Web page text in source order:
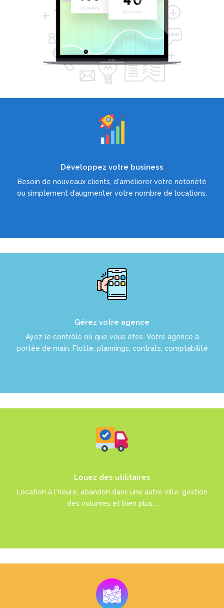
Développez votre business
Besoin de nouveaux clients, d'améliorer votre notoriété
ou simplement d’augmenter votre nombre de locations.
L'application LS-Renty est pour vous
EN SAVOIR PLUS
Gérez votre agence
Ayez le contrôle où que vous êtes. Votre agence à
portée de main. Flotte, plannings, contrats, comptabilité
LS-Agency est votre solution
EN SAVOIR PLUS
Louez des utilitaires
Location à l'heure, abandon dans une autre ville, gestion
des volumes et bien plus...
EN SAVOIR PLUS